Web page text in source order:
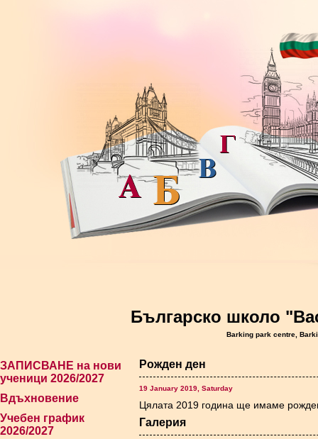
Българско школо
Barking park centre,
ЗАПИСВАНЕ на нови
ученици 2026/2027
Вдъхновение
Учебен график
2026/2027
Рожден ден
19 January 2019, Saturday
Цялата 2019 година ще имаме
Галерия